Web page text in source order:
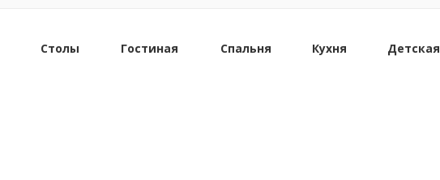
Столы Гостиная Спальня Кухня Детская